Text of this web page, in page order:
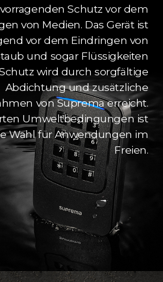
Schutz vor dem
von Medien. Das Gerät ist
vor dem Eindringen von
und sogar Flüssigkeiten
wird durch sorgfältige
Abdichtung und zusätzliche
von Suprema erreicht.
Umweltbedingungen ist
Wahl für Anwendungen im
Freien.